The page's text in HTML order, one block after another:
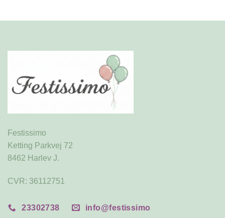
Festissimo
Ketting Parkvej 72
8462 Harlev J.
CVR: 36112751
23302738 info@festissimo